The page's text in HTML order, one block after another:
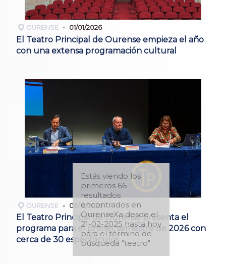
OURENSE 01/01/2026
El Teatro Principal de Ourense empieza el año
con una extensa programación cultural
OURENSE 09/12/2025
El Teatro Principal de Ourense presenta el
programa para el primer semestre de 2026 con
cerca de 30 espectáculos
Estás viendo los
primeros 66
resultados
encontrados en
OurenseXa desde el
21-02-2025 hasta hoy
para el término de
búsqueda "teatro"